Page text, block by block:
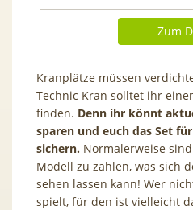
Zum
Kranplätze müssen
Technic Kran solltet ihr
finden. Denn ihr könnt
sparen und euch das Set
sichern. Normalerweise
Modell zu zahlen, was sich
sehen lassen kann! Wer
spielt, für den ist vielleicht